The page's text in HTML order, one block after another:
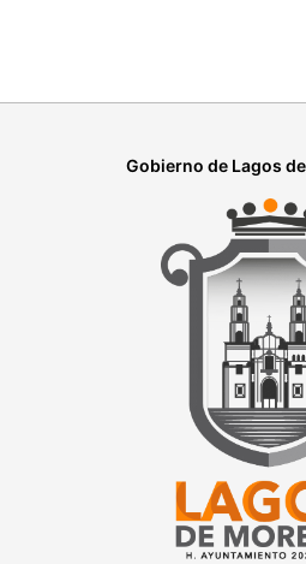
Gobierno de Lagos